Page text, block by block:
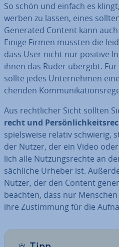
So schön und einfach es
werben zu lassen, eines
Generated Content kann
Einige Firmen mussten die
dass User nicht nur positive
ihnen das Ruder übergibt. Für
sollte jedes Un­ter­neh­men
chen­den
Aus recht­li­cher Sicht sollten
recht und
spiels­wei­se relativ schwierig,
der Nutzer, der ein Video
lich alle Nut­zungs­rech­te an
säch­li­che Urheber ist.
Nutzer, der den Content
beachten, dass nur
ihre Zu­stim­mung für die